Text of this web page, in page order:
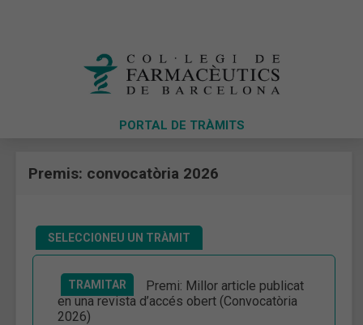
PORTAL DE TRÀMITS
Premis: convocatòria 2026
SELECCIONEU UN TRÀMIT
TRAMITAR
Premi: Millor article publicat
en una revista d’accés obert (Convocatòria
2026)